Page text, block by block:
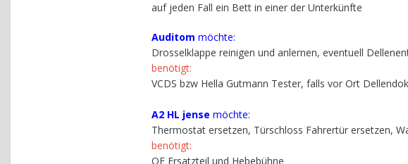
auf jeden Fall ein Bett in einer der Unterkünfte
Auditom möchte:
Drosselklappe reinigen und anlernen, eventuell
benötigt:
VCDS bzw Hella Gutmann Tester, falls vor Ort
A2 HL jense möchte:
Thermostat ersetzen, Türschloss Fahrertür ersetzen,
benötigt:
OE Ersatzteil und Hebebühne